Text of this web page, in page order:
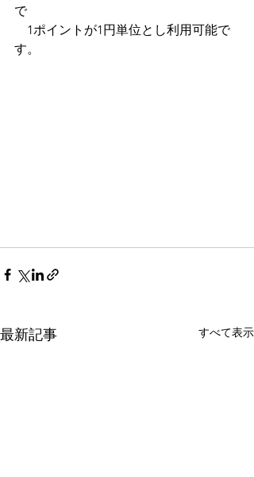
で
1ポイントが1円単位とし利用可能で
す。
最新記事 すべて表示